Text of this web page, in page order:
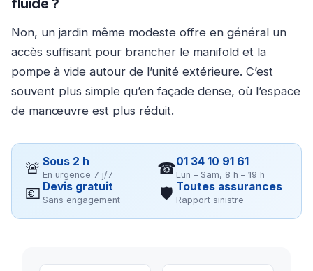
fluide ?
Non, un jardin même modeste offre en général un
accès suffisant pour brancher le manifold et la
pompe à vide autour de l’unité extérieure. C’est
souvent plus simple qu’en façade dense, où l’espace
de manœuvre est plus réduit.
🚨 Sous 2 h
En urgence 7 j/7 ☎01 34 10 91 61
Lun – Sam, 8 h – 19 h
💶 Devis gratuit
Sans engagement 🛡 Toutes assurances
Rapport sinistre